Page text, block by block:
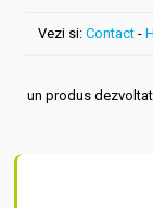
Vezi si: Contact -
un produs